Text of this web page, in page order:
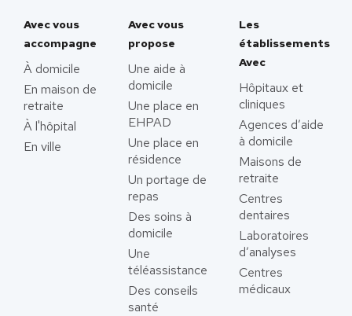
Avec vous
accompagne
À domicile
En maison de
retraite
À l'hôpital
En ville
Avec vous
propose
Une aide à
domicile
Une place en
EHPAD
Une place en
résidence
Un portage de
repas
Des soins à
domicile
Une
téléassistance
Des conseils
santé
Les
établissements
Avec
Hôpitaux et
cliniques
Agences d’aide
à domicile
Maisons de
retraite
Centres
dentaires
Laboratoires
d’analyses
Centres
médicaux